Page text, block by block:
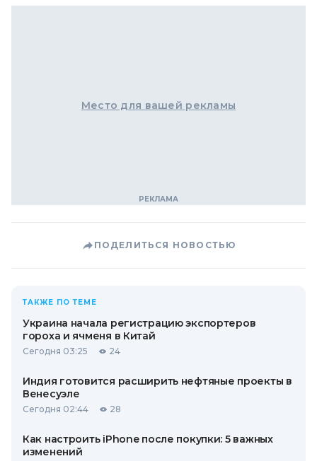
Место для вашей рекламы
ПОДЕЛИТЬСЯ НОВОСТЬЮ
ТАКЖЕ ПО ТЕМЕ
Украина начала регистрацию экспортеров
гороха и ячменя в Китай
Сегодня 03:25 24
Индия готовится расширить нефтяные проекты в
Венесуэле
Сегодня 02:44 28
Как настроить iPhone после покупки: 5 важных
изменений